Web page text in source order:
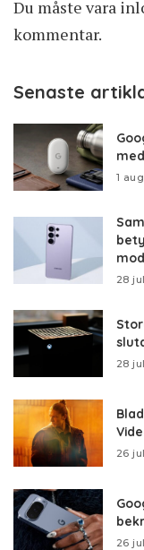
Du måste vara
kommentar.
Senaste
1
28
28
26
26